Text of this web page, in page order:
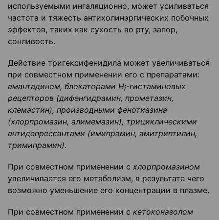
используемыми ингаляционно, может усиливаться
частота и тяжесть антихолинэргических побочных
эффектов, таких как сухость во рту, запор,
сонливость.
Действие тригексифенидила может увеличиваться
при совместном применении его с препаратами:
амантадином, блокаторами Н¡-гистаминовых
рецепторов (дифенгидрамин, прометазин,
клемастин), производными фенотиазина
(хлорпромазин, алимемазин), трициклическими
антидепрессантами (имипрамин, амитриптилин,
тримипрамин).
При совместном применении с хлорпромазином
увеличивается его метаболизм, в результате чего
возможно уменьшение его концентрации в плазме.
При совместном применении с кетоконазолом